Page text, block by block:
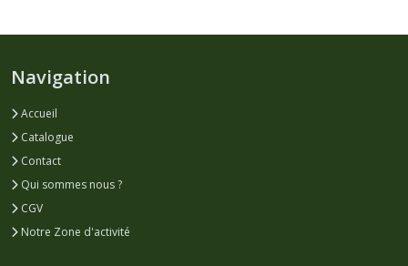
Navigation
Accueil
Catalogue
Contact
Qui sommes nous ?
CGV
Notre Zone d'activité